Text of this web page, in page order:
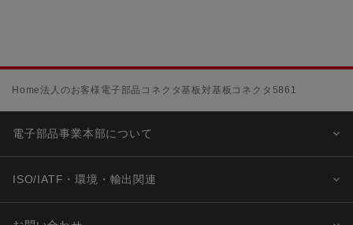
Home法人のお客様 電子部品 コネクタ 基板対基板コネクタ 5861
電子部品事業本部について
ISO/IATF・環境・輸出関連